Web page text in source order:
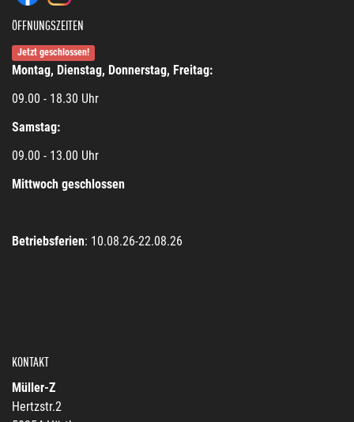
ÖFFNUNGSZEITEN
Jetzt geschlossen!
Montag, Dienstag, Donnerstag, Freitag:
09.00 - 18.30 Uhr
Samstag:
09.00 - 13.00 Uhr
Mittwoch geschlossen
Betriebsferien: 10.08.26-22.08.26
KONTAKT
Müller-Z
Hertzstr.2